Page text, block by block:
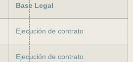
Base Legal
Ejecución de contrato
Ejecución de contrato